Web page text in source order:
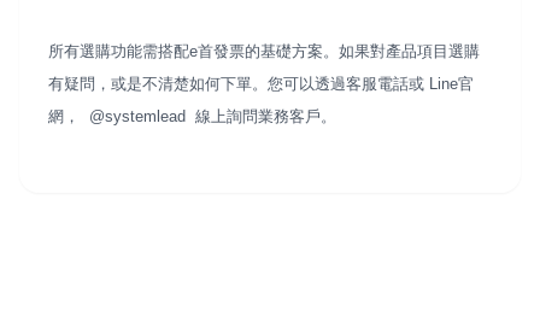
所有選購功能需搭配e首發票的基礎方案。如果對產品項目選購
有疑問，或是不清楚如何下單。您可以透過客服電話或 Line官
網， @systemlead 線上詢問業務客戶。